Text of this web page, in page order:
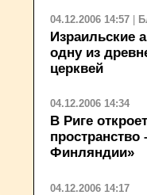
04.12.2006 14:57 |
Израильские
одну из
церквей
04.12.2006 14:34
В Риге
Финляндии»
04.12.2006 14:17